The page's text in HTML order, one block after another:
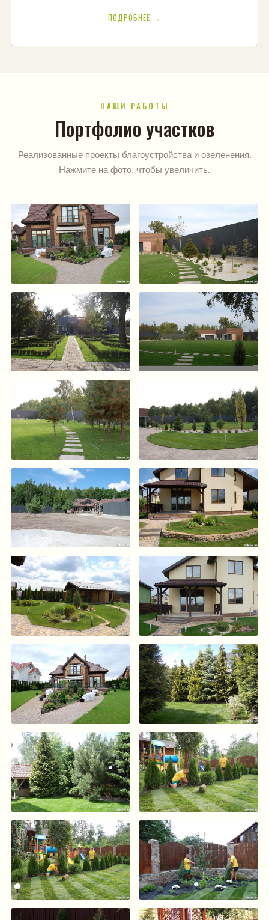
ПОДРОБНЕЕ →
НАШИ РАБОТЫ
Портфолио участков
Реализованные проекты благоустройства и озеленения.
Нажмите на фото, чтобы увеличить.